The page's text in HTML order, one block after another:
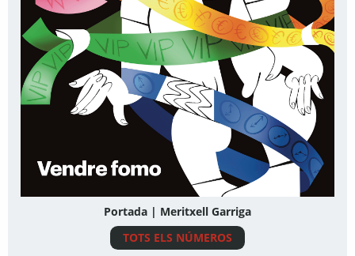
Portada | Meritxell Garriga
TOTS ELS NÚMEROS